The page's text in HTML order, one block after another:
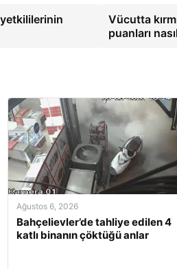
Vücutta
puanları
Ağustos 6, 2026
Bahçelievler’de tahliye edilen 4
katlı binanın çöktüğü anlar